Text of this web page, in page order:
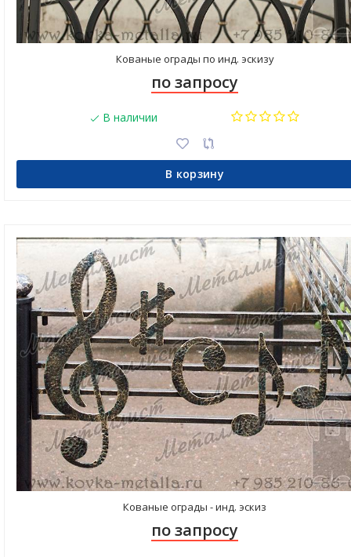
Кованые ограды по инд. эскизу
по запросу
В наличии
В корзину
Кованые ограды - инд. эскиз
по запросу